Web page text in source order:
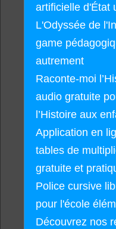
artificielle d'État
L'Odyssée de
game
autrement
Raconte-moi
audio gratuite
l’Histoire aux
Application en
tables de
gratuite et
Police cursive
pour l'école
Découvrez nos